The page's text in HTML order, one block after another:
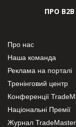
ПРО В2В
Про нас
Наша команда
Реклама на порталі
Тренінговий центр
Конференції
Національні Премії
Журнал TradeMaster